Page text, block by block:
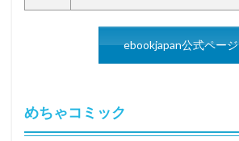
ebookjapan公式ページ
めちゃコミック